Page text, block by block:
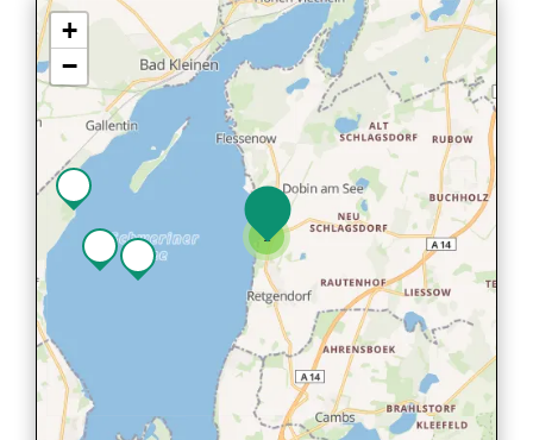
2
+
−